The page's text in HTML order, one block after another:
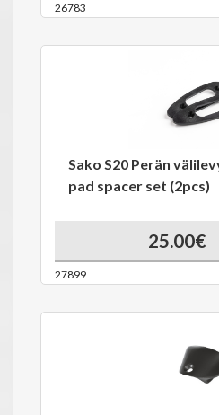
26783
Sako S20 Perän
pad spacer set (2pcs)
25.00€
27899